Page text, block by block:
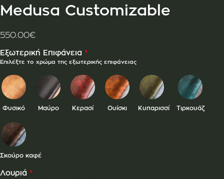
Medusa Customizable
550.00€
Εξωτερική Επιφάνεια *
Επιλέξτε το χρώμα της εξωτερικής επιφάνειας
Φυσικό Μαύρο Κερασί Ουίσκι Κυπαρισσί Τιρκουάζ
Σκούρο καφέ
Λουριά *